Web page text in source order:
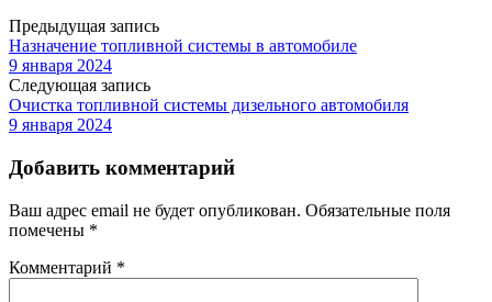
Предыдущая запись
Назначение топливной системы в автомобиле
9 января 2024
Следующая запись
Очистка топливной системы дизельного автомобиля
9 января 2024
Добавить комментарий
Ваш адрес email не будет опубликован. Обязательные поля
помечены *
Комментарий *